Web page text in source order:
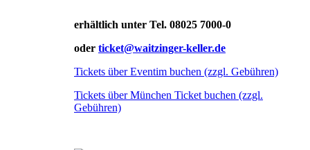
erhältlich unter Tel. 08025 7000-0
oder ticket@waitzinger-keller.de
Tickets über Eventim buchen (zzgl. Gebühren)
Tickets über München Ticket buchen (zzgl.
Gebühren)